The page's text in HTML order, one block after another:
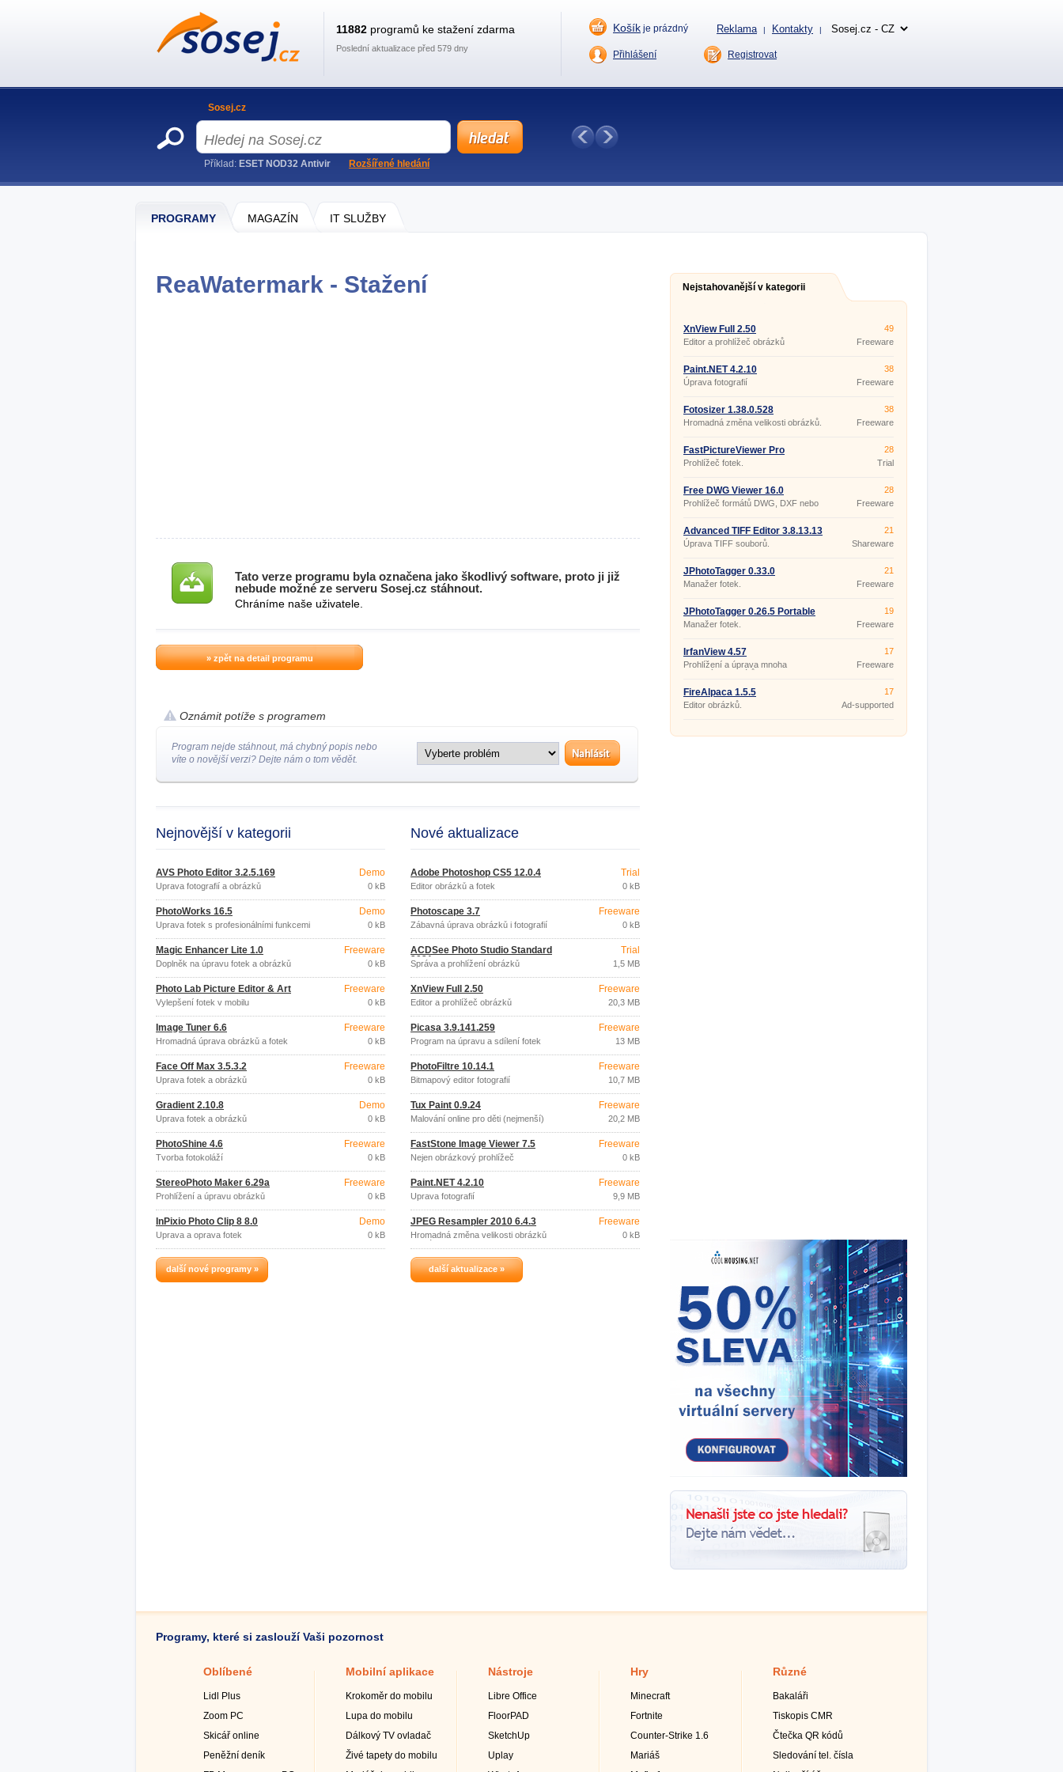
PROGRAMY MAGAZÍN IT SLUŽBY
ReaWatermark - Stažení
Tato verze programu byla označena jako škodlivý software, proto ji již
nebude možné ze serveru Sosej.cz stáhnout.
Chráníme naše uživatele.
» zpět na detail programu
Oznámit potíže s programem
Program nejde stáhnout, má chybný popis nebo
víte o novější verzi? Dejte nám o tom vědět.
Nejnovější v kategorii
AVS Photo Editor 3.2.5.169
Úprava fotografií a obrázků
Demo
0 kB
PhotoWorks 16.5
Úprava fotek s profesionálními funkcemi
Demo
0 kB
Magic Enhancer Lite 1.0
Doplněk na úpravu fotek a obrázků
Freeware
0 kB
Photo Lab Picture Editor & Art
Vylepšení fotek v mobilu
Freeware
0 kB
Image Tuner 6.6
Hromadná úprava obrázků a fotek
Freeware
0 kB
Face Off Max 3.5.3.2
Úprava fotek a obrázků
Freeware
0 kB
Gradient 2.10.8
Úprava fotek a obrázků
Demo
0 kB
PhotoShine 4.6
Tvorba fotokoláží
Freeware
0 kB
StereoPhoto Maker 6.29a
Prohlížení a úpravu obrázků
Freeware
0 kB
InPixio Photo Clip 8 8.0
Úprava a oprava fotek
Demo
0 kB
další nové programy »
Nové aktualizace
Adobe Photoshop CS5 12.0.4
Editor obrázků a fotek
Trial
0 kB
Photoscape 3.7
Zábavná úprava obrázků i fotografií
Freeware
0 kB
ACDSee Photo Studio Standard
2021
Správa a prohlížení obrázků
Trial
1,5 MB
XnView Full 2.50
Editor a prohlížeč obrázků
Freeware
20,3 MB
Picasa 3.9.141.259
Program na úpravu a sdílení fotek
Freeware
13 MB
PhotoFiltre 10.14.1
Bitmapový editor fotografií
Freeware
10,7 MB
Tux Paint 0.9.24
Malování online pro děti (nejmenší)
Freeware
20,2 MB
FastStone Image Viewer 7.5
Nejen obrázkový prohlížeč
Freeware
0 kB
Paint.NET 4.2.10
Úprava fotografií
Freeware
9,9 MB
JPEG Resampler 2010 6.4.3
Hromadná změna velikosti obrázků
formát JPEG
Freeware
0 kB
další aktualizace »
Nejstahovanější v kategorii
XnView Full 2.50
Editor a prohlížeč obrázků
49
Freeware
Paint.NET 4.2.10
Úprava fotografií
38
Freeware
Fotosizer 1.38.0.528
Hromadná změna velikosti obrázků.
38
Freeware
FastPictureViewer Pro
1.9.350.0
Prohlížeč fotek.
28
Trial
Free DWG Viewer 16.0
Prohlížeč formátů DWG, DXF nebo
28
Freeware
Advanced TIFF Editor 3.8.13.13
Úprava TIFF souborů.
21
Shareware
JPhotoTagger 0.33.0
Manažer fotek.
21
Freeware
JPhotoTagger 0.26.5 Portable
Manažer fotek.
19
Freeware
IrfanView 4.57
Prohlížení a úprava mnoha
grafických formátů
17
Freeware
FireAlpaca 1.5.5
Editor obrázků.
17
Ad-supported
Programy, které si zaslouží Vaši pozornost
Oblíbené
Lidl Plus
Zoom PC
Skicář online
Peněžní deník
Mobilní aplikace
Krokoměr do mobilu
Lupa do mobilu
Dálkový TV ovladač
Živé tapety do mobilu
Nástroje
Libre Office
FloorPAD
SketchUp
Uplay
Hry
Minecraft
Fortnite
Counter-Strike 1.6
Mariáš
Různé
Bakaláři
Tiskopis CMR
Čtečka QR kódů
Sledování tel. čísla
11882 programů ke stažení zdarma
Poslední aktualizace před 579 dny
Košík je prázdný Reklama | Kontakty |
Přihlášení Registrovat
Sosej.cz
Příklad: ESET NOD32 Antivir Rozšířené hledání